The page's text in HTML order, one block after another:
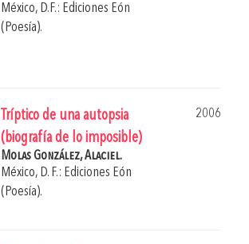
México, D.F.: Ediciones Eón
(Poesía).
Tríptico de una autopsia
(biografía de lo imposible)
2006
Molas González, Alaciel.
México, D. F.: Ediciones Eón
(Poesía).